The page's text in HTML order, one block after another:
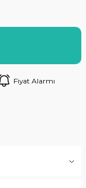
Fiyat Alarmı